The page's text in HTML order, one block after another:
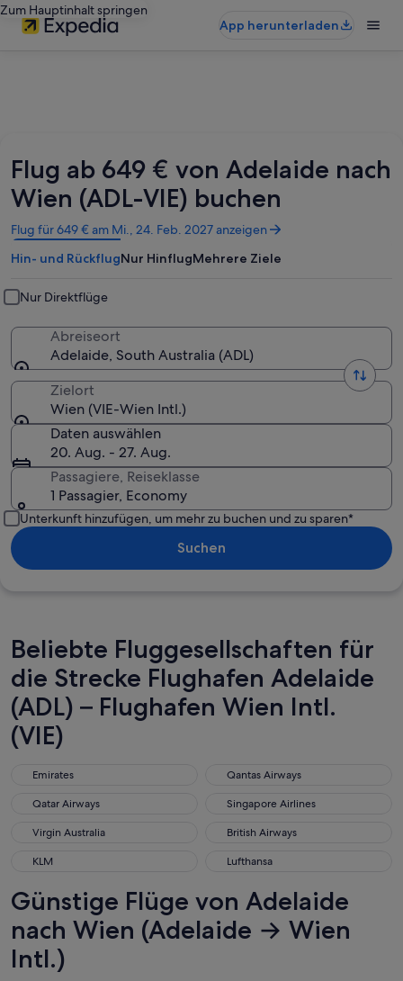
Zum Hauptinhalt springen
App herunterladen
Flug ab 649 € von Adelaide nach
Wien (ADL-VIE) buchen
Flug für 649 € am Mi., 24. Feb. 2027 anzeigen
Wird
in
einem
Fenster
geöffnet
Hin- und RückflugNur HinflugMehrere Ziele
Nur Direktflüge
Abreiseort
Adelaide, South Australia (ADL)
Zielort
Wien (VIE-Wien Intl.)
Daten auswählen
20. Aug. - 27. Aug.
Passagiere, Reiseklasse
1 Passagier, Economy
Unterkunft hinzufügen, um mehr zu buchen und zu sparen*
Suchen
Beliebte Fluggesellschaften für
die Strecke Flughafen Adelaide
(ADL) – Flughafen Wien Intl.
(VIE)
Emirates
Emirates Qantas Airways
Qantas Airways
Qatar Airways
Qatar Airways Singapore Airlines
Singapore Airlines
Virgin Australia
Virgin Australia British Airways
British Airways
KLM
KLM Lufthansa
Lufthansa
Günstige Flüge von Adelaide
nach Wien (Adelaide → Wien
Intl.)